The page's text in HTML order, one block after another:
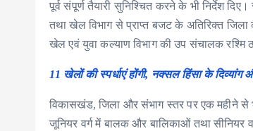
पूर्व संपूर्ण तैयारी सुनिश्चित करने के भी निर्देश
तथा खेल विभाग से प्राप्त बजट के अतिरिक्त
खेल एवं युवा कल्याण विभाग की उप संचालक रश्मि
11 खेलों की स्पर्धाएं होंगी, नक्सल हिंसा के
विकासखंड, जिला और संभाग स्तर पर एक महीने
जूनियर वर्ग में बालक और बालिकाओं तथा सीनियर